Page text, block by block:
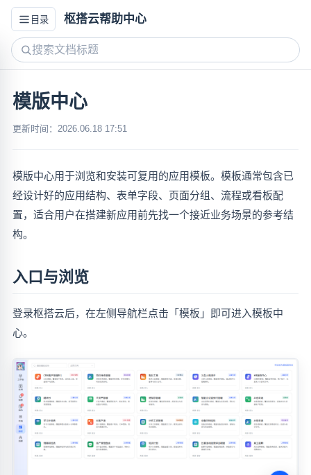
目录 枢搭云帮助中心
模版中心
更新时间：2026.06.18 17:51
模版中心用于浏览和安装可复用的应用模板。模板通常包含已
经设计好的应用结构、表单字段、页面分组、流程或看板配
置，适合用户在搭建新应用前先找一个接近业务场景的参考结
构。
入口与浏览
登录枢搭云后，在左侧导航栏点击「模板」即可进入模板中
心。